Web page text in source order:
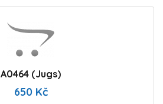
A0464 (Jugs)
650 Kč